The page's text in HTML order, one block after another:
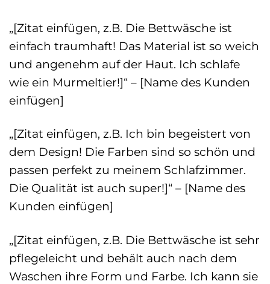
„[Zitat einfügen, z.B. Die Bettwäsche ist
einfach traumhaft! Das Material ist so weich
und angenehm auf der Haut. Ich schlafe
wie ein Murmeltier!]“ – [Name des Kunden
einfügen]
„[Zitat einfügen, z.B. Ich bin begeistert von
dem Design! Die Farben sind so schön und
passen perfekt zu meinem Schlafzimmer.
Die Qualität ist auch super!]“ – [Name des
Kunden einfügen]
„[Zitat einfügen, z.B. Die Bettwäsche ist sehr
pflegeleicht und behält auch nach dem
Waschen ihre Form und Farbe. Ich kann sie